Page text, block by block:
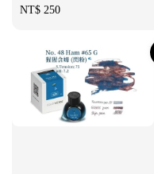
Regular
NT$ 250